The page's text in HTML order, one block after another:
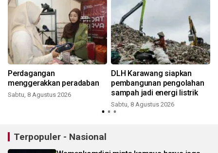
Perdagangan
menggerakkan peradaban
Sabtu, 8 Agustus 2026
DLH Karawang siapkan
pembangunan pengolahan
sampah jadi energi listrik
Sabtu, 8 Agustus 2026
Terpopuler - Nasional